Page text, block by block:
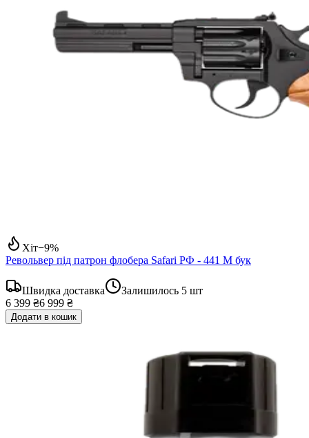
Хіт−9%
Револьвер під патрон флобера Safari РФ - 441 М бук
Швидка доставка Залишилось 5 шт
6 399 ₴6 999 ₴
Додати в кошик